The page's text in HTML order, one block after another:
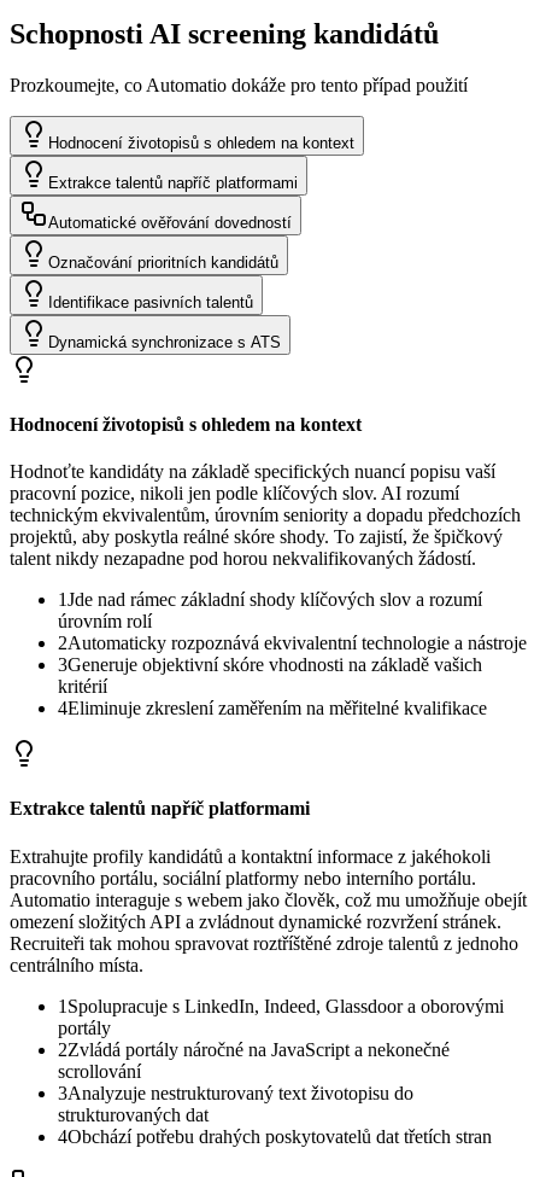
Schopnosti AI screening kandidátů
Prozkoumejte, co Automatio dokáže pro tento případ použití
Hodnocení životopisů s ohledem na kontext
Extrakce talentů napříč platformami
Automatické ověřování dovedností
Označování prioritních kandidátů
Identifikace pasivních talentů
Dynamická synchronizace s ATS
Hodnocení životopisů s ohledem na kontext
Hodnoťte kandidáty na základě specifických nuancí popisu vaší
pracovní pozice, nikoli jen podle klíčových slov. AI rozumí
technickým ekvivalentům, úrovním seniority a dopadu předchozích
projektů, aby poskytla reálné skóre shody. To zajistí, že špičkový
talent nikdy nezapadne pod horou nekvalifikovaných žádostí.
1Jde nad rámec základní shody klíčových slov a rozumí
úrovním rolí
2Automaticky rozpoznává ekvivalentní technologie a nástroje
3Generuje objektivní skóre vhodnosti na základě vašich
kritérií
4Eliminuje zkreslení zaměřením na měřitelné kvalifikace
Extrakce talentů napříč platformami
Extrahujte profily kandidátů a kontaktní informace z jakéhokoli
pracovního portálu, sociální platformy nebo interního portálu.
Automatio interaguje s webem jako člověk, což mu umožňuje obejít
omezení složitých API a zvládnout dynamické rozvržení stránek.
Recruiteři tak mohou spravovat roztříštěné zdroje talentů z jednoho
centrálního místa.
1 Spolupracuje s LinkedIn, Indeed, Glassdoor a oborovými
portály
2Zvládá portály náročné na JavaScript a nekonečné
scrollování
3Analyzuje nestrukturovaný text životopisu do
strukturovaných dat
4Obchází potřebu drahých poskytovatelů dat třetích stran